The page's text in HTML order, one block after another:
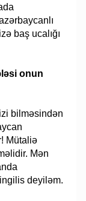
baş ucalığı
onun
bilməsindən
Mütaliə
Mən
deyiləm.